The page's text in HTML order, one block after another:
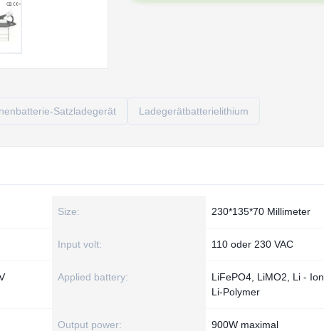
Satzladegerät Ladegerätbatterielithium
Size: 230*135*70 Millimeter
Input volt: 110 oder 230 VAC
Applied battery:
LiFePO4, LiMO2, Li - Ion,
Li-Polymer
Output power: 900W maximal